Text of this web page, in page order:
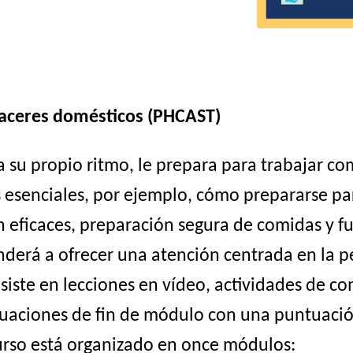
domésticos (PHCAST)
su propio ritmo, le prepara para trabajar
por ejemplo, cómo prepararse
preparación segura de comidas y
a ofrecer una atención centrada en la
en lecciones en vídeo, actividades de
de fin de módulo con una
está organizado en once módulos: